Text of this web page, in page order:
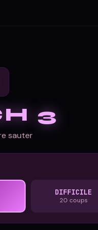
3
sauter
DIFFICILE
20 coups